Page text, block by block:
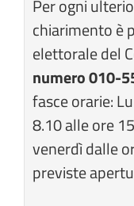
Per ogni
chiarimento è
elettorale del
numero 010-
fasce orarie:
8.10 alle ore
venerdì dalle
previste